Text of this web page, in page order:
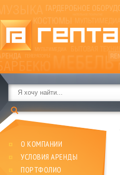
О КОМПАНИИ
УСЛОВИЯ АРЕНДЫ
ПОРТФОЛИО